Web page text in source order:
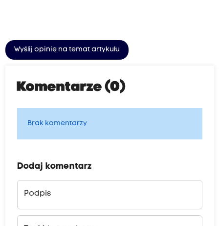
Wyślij opinię na temat artykułu
Komentarze (0)
Brak komentarzy
Dodaj komentarz
Podpis